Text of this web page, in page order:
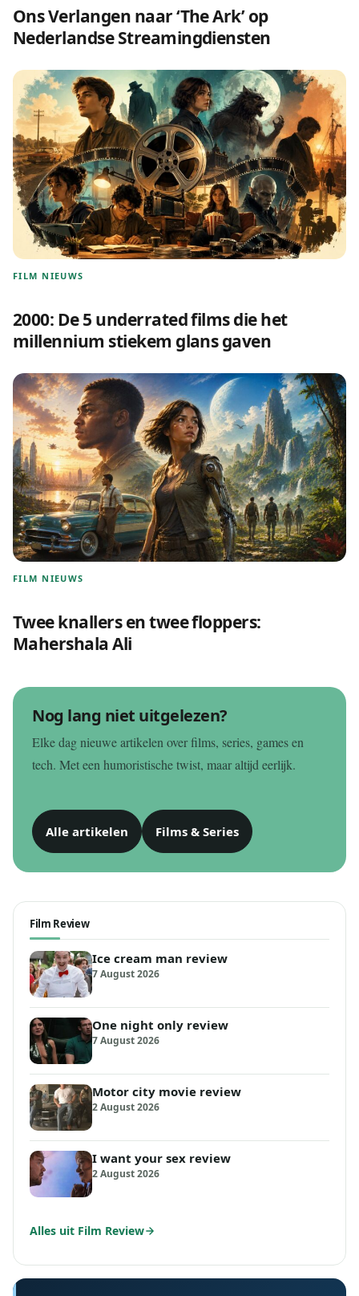
Ons Verlangen naar ‘The Ark’ op
Nederlandse Streamingdiensten
FILM NIEUWS
2000: De 5 underrated films die het
millennium stiekem glans gaven
FILM NIEUWS
Twee knallers en twee floppers:
Mahershala Ali
Nog lang niet uitgelezen?
Elke dag nieuwe artikelen over films, series, games en
tech. Met een humoristische twist, maar altijd eerlijk.
Alle artikelen Films & Series
Film Review
Ice cream man review
7 August 2026
One night only review
7 August 2026
Motor city movie review
2 August 2026
I want your sex review
2 August 2026
Alles uit Film Review